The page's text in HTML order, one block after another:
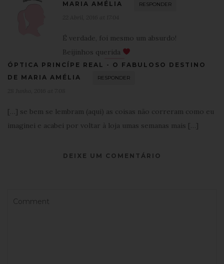
MARIA AMÉLIA RESPONDER
É verdade, foi mesmo um absurdo!
Beijinhos querida
ÓPTICA PRINCÍPE REAL - O FABULOSO DESTINO
DE MARIA AMÉLIA
RESPONDER
[…] se bem se lembram (aqui) as coisas não correram como eu
imaginei e acabei por voltar à loja umas semanas mais […]
DEIXE UM COMENTÁRIO